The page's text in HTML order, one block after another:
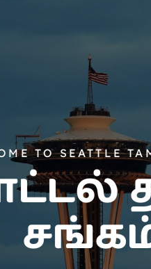
TO SEATTLE